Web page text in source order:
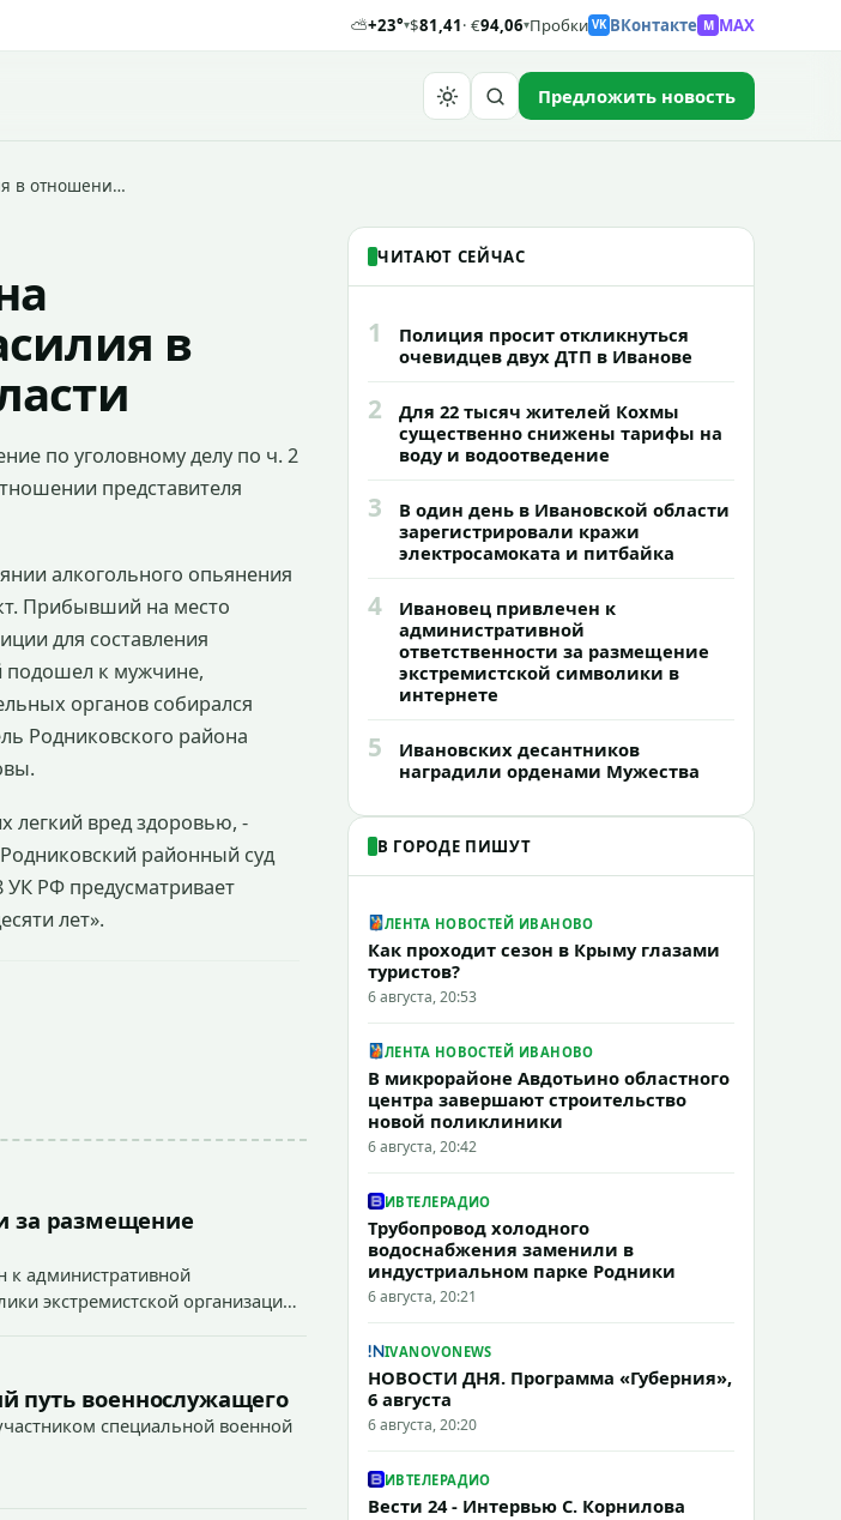
⛅+23°▾$81,41· €94,06▾Пробки VK ВКонтакте M MAX
Предложить новость
в отношени…
в
по уголовному делу по ч. 2
представителя
алкогольного опьянения
Прибывший на место
для составления
подошел к мужчине,
органов собирался
Родниковского района
легкий вред здоровью, -
районный суд
УК РФ предусматривает
лет».
за размещение
к административной
экстремистской организации,
путь военнослужащего
специальной военной
ЧИТАЮТ СЕЙЧАС
1
Полиция просит откликнуться
очевидцев двух ДТП в Иванове
2
Для 22 тысяч жителей Кохмы
существенно снижены тарифы на
воду и водоотведение
3
В один день в Ивановской области
зарегистрировали кражи
электросамоката и питбайка
4
Ивановец привлечен к
административной
ответственности за размещение
экстремистской символики в
интернете
5
Ивановских десантников
наградили орденами Мужества
В ГОРОДЕ ПИШУТ
ЛЕНТА НОВОСТЕЙ ИВАНОВО
Как проходит сезон в Крыму глазами
туристов?
6 августа, 20:53
ЛЕНТА НОВОСТЕЙ ИВАНОВО
В микрорайоне Авдотьино областного
центра завершают строительство
новой поликлиники
6 августа, 20:42
ИВТЕЛЕРАДИО
Трубопровод холодного
водоснабжения заменили в
индустриальном парке Родники
6 августа, 20:21
IVANOVONEWS
НОВОСТИ ДНЯ. Программа «Губерния»,
6 августа
6 августа, 20:20
ИВТЕЛЕРАДИО
Вести 24 - Интервью С. Корнилова